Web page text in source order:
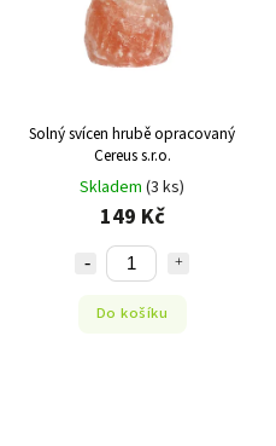
Solný svícen hrubě opracovaný
Cereus s.r.o.
Skladem (3 ks)
149 Kč
Do košíku